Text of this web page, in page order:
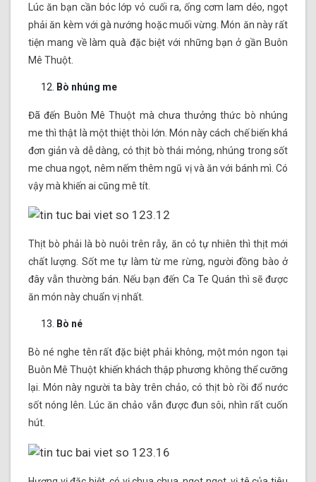
Lúc ăn bạn cần bóc lớp vỏ cuối ra, ống cơm lam dẻo, ngọt
phải ăn kèm với gà nướng hoặc muối vừng. Món ăn này rất
tiện mang về làm quà đặc biệt với những bạn ở gần Buôn
Mê Thuột.
Bò nhúng me
Đã đến Buôn Mê Thuột mà chưa thưởng thức bò nhúng
me thì thật là một thiệt thòi lớn. Món này cách chế biến khá
đơn giản và dễ dàng, có thịt bò thái mỏng, nhúng trong sốt
me chua ngọt, nêm nếm thêm ngũ vị và ăn với bánh mì. Có
vậy mà khiến ai cũng mê tít.
Thịt bò phải là bò nuôi trên rẫy, ăn cỏ tự nhiên thì thịt mới
chất lượng. Sốt me tự làm từ me rừng, người đồng bào ở
đây vẫn thường bán. Nếu bạn đến Ca Te Quán thì sẽ được
ăn món này chuẩn vị nhất.
Bò né
Bò né nghe tên rất đặc biệt phải không, một món ngon tại
Buôn Mê Thuột khiến khách thập phương không thể cưỡng
lại. Món này người ta bày trên chảo, có thịt bò rồi đổ nước
sốt nóng lên. Lúc ăn chảo vẫn được đun sôi, nhìn rất cuốn
hút.